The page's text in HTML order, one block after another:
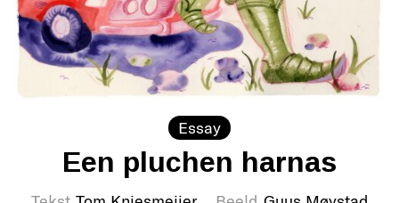
Essay
Een pluchen harnas